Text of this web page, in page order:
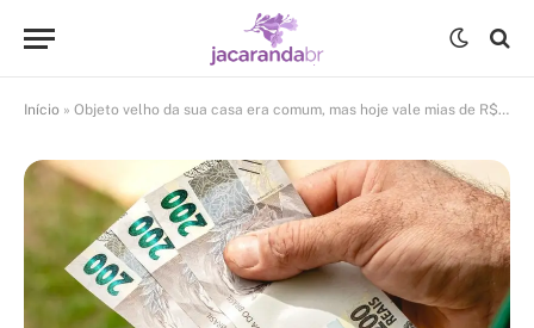
Início » Objeto velho da sua casa era comum, mas hoje vale mias de R$ 8 mil